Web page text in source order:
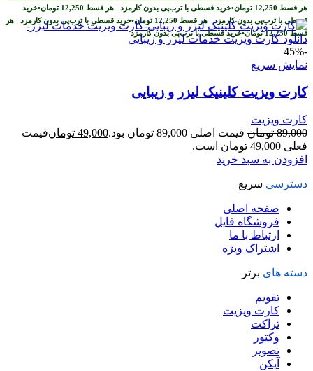
هر قسط 12,250 تومان•خرید قسطی با ترب‌پی بدون کارمزد هر قسط 12,250 تومان•خرید
قسطی با ترب‌پی بدون کارمزد هر قسط 12,250 تومان•خرید قسطی با ترب‌پی بدون کارمزد هر
قسط12,250 تومان•خرید قسطی با ترب‌پی بدون کارمزد
-45%
نمایش سریع
کارت ویزیت کلینیک لیزر و زیبایی
کارت ویزیت
89,000 تومان قیمت اصلی 89,000 تومان بود. 49,000 تومانقیمت
فعلی 49,000 تومان است.
افزودن به سبد خرید
دسترسی سریع
صفحه اصلی
فروشگاه فایل
ارتباط با ما
اشتراک ویژه
دسته های برتر
تقویم
کارت ویزیت
تراکت
وکتور
تصویر
آیکن